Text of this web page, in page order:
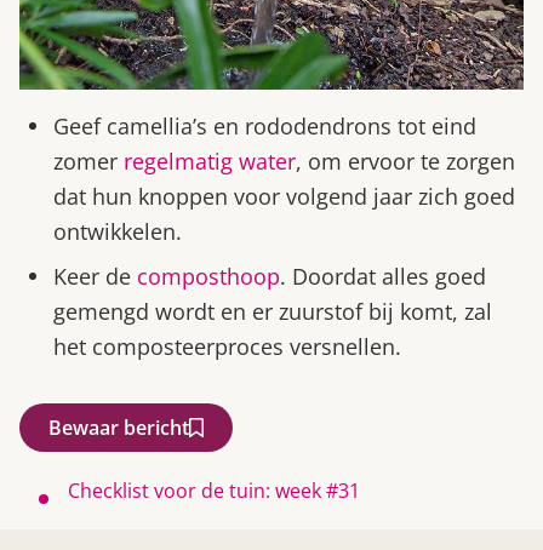
Geef camellia’s en rododendrons tot eind
zomer regelmatig water, om ervoor te zorgen
dat hun knoppen voor volgend jaar zich goed
ontwikkelen.
Keer de composthoop. Doordat alles goed
gemengd wordt en er zuurstof bij komt, zal
het composteerproces versnellen.
Bewaar bericht
Checklist voor de tuin: week #31